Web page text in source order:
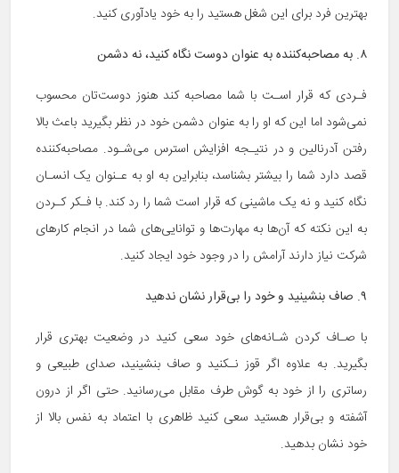
بهترین فرد برای این شغل هستید را به خود یادآوری کنید.
۸. به مصاحبه‌کننده به عنوان دوست نگاه کنید،
نه دشمن
فـردی که قرار اسـت با شما مصاحبه کند هنوز دوست‌تان محسوب
نمی‌شود اما این که او را به عنوان دشمن خود در نظر بگیرید باعث بالا
رفتن آدرنالین و در نتیـجه افزایش استرس می‌شـود. مصاحبه‌کننده
قصد دارد شما را بیشتر بشناسد، بنابراین به او به عـنوان یک انسـان
نگاه کنید و نه یک ماشینی که قرار است شما را رد کند. با فـکر کـردن
به این نکته که آن‌ها به مهارت‌ها و توانایی‌های شما در انجام کارهای
شرکت نیاز دارند آرامش را در وجود خود ایجاد کنید.
۹. صاف بنشینید و خود را بی‌قرار نشان ندهید
با صـاف کردن شـانه‌های خود سعی کنید در وضعیت بهتری قرار
بگیرید. به علاوه اگر قوز نـکنید و صاف بنشینید، صدای طبیعی و
رساتری را از خود به گوش طرف مقابل می‌رسانید. حتی اگر از درون
آشفته و بی‌قرار هستید سعی کنید ظاهری با اعتماد به نفس بالا از
خود نشان بدهید.